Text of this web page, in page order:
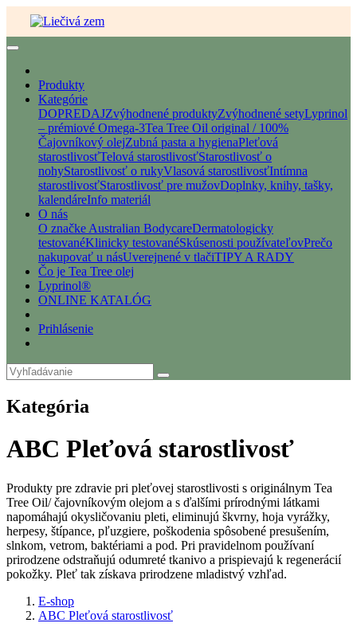
Produkty
Kategórie
DOPREDAJZvýhodnené produktyZvýhodnené setyLyprinol
– prémiové Omega-3Tea Tree Oil original / 100%
Čajovníkový olejZubná pasta a hygienaPleťová
starostlivosťTelová starostlivosťStarostlivosť o
nohyStarostlivosť o rukyVlasová starostlivosťIntímna
starostlivosťStarostlivosť pre mužovDoplnky, knihy, tašky,
kalendáreInfo materiál
O nás
O značke Australian BodycareDermatologicky
testovanéKlinicky testovanéSkúsenosti používateľovPrečo
nakupovať u násUverejnené v tlačiTIPY A RADY
Čo je Tea Tree olej
Lyprinol®
ONLINE KATALÓG
Prihlásenie
Kategória
ABC Pleťová starostlivosť
Produkty pre zdravie pri pleťovej starostlivosti s originálnym Tea
Tree Oil/ čajovníkovým olejom a s ďalšími prírodnými látkami
napomáhajú okysličovaniu pleti, eliminujú škvrny, hoja vyrážky,
herpesy, štípance, pľuzgiere, poškodenia spôsobené presušením,
slnkom, vetrom, baktériami a pod. Pri pravidelnom používaní
prirodzene odstraňujú odumreté tkanivo a prispievajú k regenerácií
pokožky. Pleť tak získava prirodzene mladistvý vzhľad.
E-shop
ABC Pleťová starostlivosť